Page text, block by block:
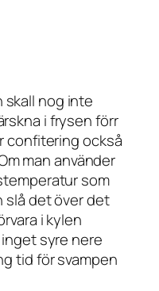
skall nog inte
i frysen förr
confitering också
man använder
som
slå det över det
i kylen
syre nere
tid för svampen